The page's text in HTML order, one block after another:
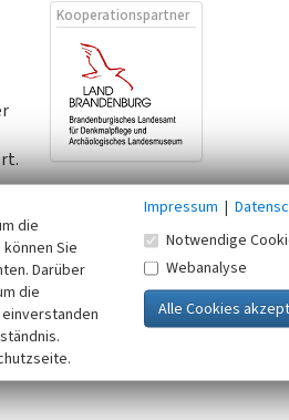
Kooperationspartner
sich einzelne
mit einer Gehölz- und
ein Findling mit der
und auf das Jahr der
der Fläche des
Abständen
die
Sie
Darüber
die
Impressum |
Notwendige
Webanalyse